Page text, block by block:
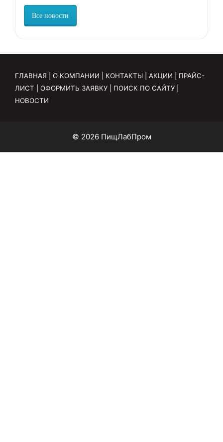
Все новости
ГЛАВНАЯ О КОМПАНИИ КОНТАКТЫ АКЦИИ
ПРАЙС-
ЛИСТ
ОФОРМИТЬ ЗАЯВКУ ПОИСК ПО САЙТУ
НОВОСТИ
© 2026 ПищЛабПром